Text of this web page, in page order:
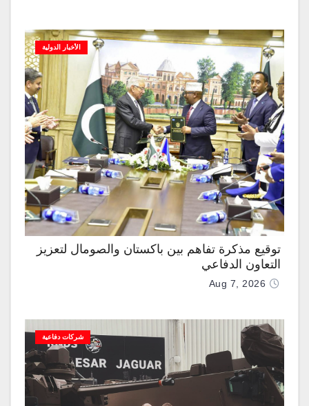
الأخبار الدولية
توقيع مذكرة تفاهم بين باكستان والصومال لتعزيز
التعاون الدفاعي
Aug 7, 2026
شركات دفاعية